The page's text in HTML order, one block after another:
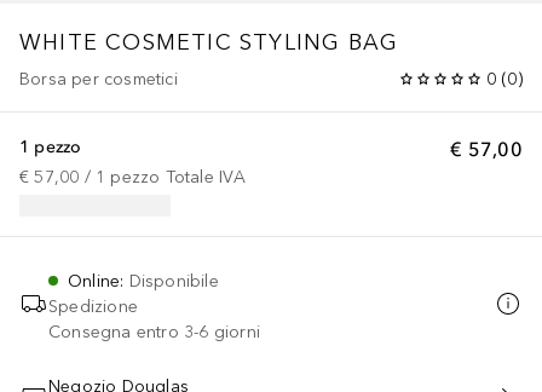
WHITE COSMETIC STYLING BAG
Borsa per cosmetici 0 (0)
€ 57,00
1 pezzo
€ 57,00 / 1 pezzo Totale IVA
Online: Disponibile
Spedizione
Consegna entro 3-6 giorni
Negozio Douglas